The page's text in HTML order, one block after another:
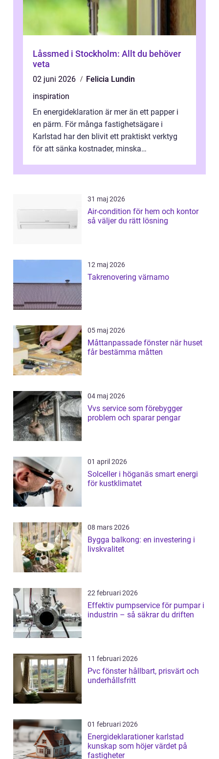
Låssmed i Stockholm: Allt du behöver
veta
02 juni 2026
Felicia Lundin
inspiration
En energideklaration är mer än ett papper i
en pärm. För många fastighetsägare i
Karlstad har den blivit ett praktiskt verktyg
för att sänka kostnader, minska
31 maj 2026
Air-condition för hem och kontor
så väljer du rätt lösning
12 maj 2026
Takrenovering värnamo
05 maj 2026
Måttanpassade fönster när huset
får bestämma måtten
04 maj 2026
Vvs service som förebygger
problem och sparar pengar
01 april 2026
Solceller i höganäs smart energi
för kustklimatet
08 mars 2026
Bygga balkong: en investering i
livskvalitet
22 februari 2026
Effektiv pumpservice för pumpar i
industrin – så säkrar du driften
11 februari 2026
Pvc fönster hållbart, prisvärt och
underhållsfritt
01 februari 2026
Energideklarationer karlstad
kunskap som höjer värdet på
fastigheter